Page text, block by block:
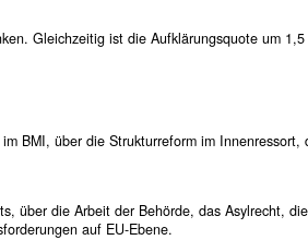
Gleichzeitig ist die Aufklärungsquote um 1,5
BMI, über die Strukturreform im Innenressort,
über die Arbeit der Behörde, das Asylrecht, die
auf EU-Ebene.